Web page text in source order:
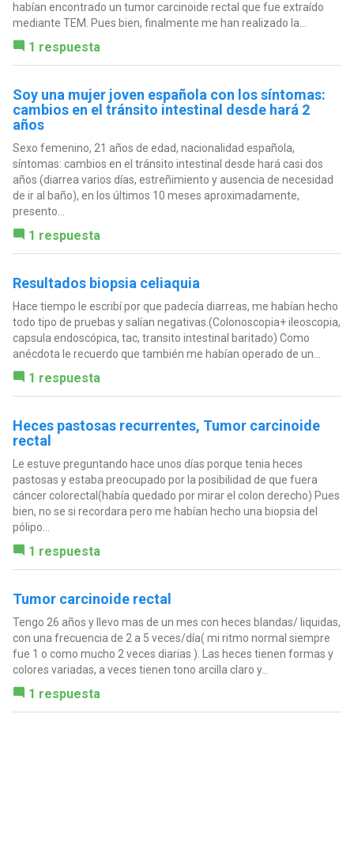
habían encontrado un tumor carcinoide rectal que fue extraído
mediante TEM. Pues bien, finalmente me han realizado la...
1 respuesta
Soy una mujer joven española con los síntomas:
cambios en el tránsito intestinal desde hará 2
años
Sexo femenino, 21 años de edad, nacionalidad española,
síntomas: cambios en el tránsito intestinal desde hará casi dos
años (diarrea varios días, estreñimiento y ausencia de necesidad
de ir al baño), en los últimos 10 meses aproximadamente,
presento...
1 respuesta
Resultados biopsia celiaquia
Hace tiempo le escribí por que padecía diarreas, me habían hecho
todo tipo de pruebas y salían negativas.(Colonoscopia+ ileoscopia,
capsula endoscópica, tac, transito intestinal baritado) Como
anécdota le recuerdo que también me habían operado de un...
1 respuesta
Heces pastosas recurrentes, Tumor carcinoide
rectal
Le estuve preguntando hace unos días porque tenia heces
pastosas y estaba preocupado por la posibilidad de que fuera
cáncer colorectal(había quedado por mirar el colon derecho) Pues
bien, no se si recordara pero me habían hecho una biopsia del
pólipo...
1 respuesta
Tumor carcinoide rectal
Tengo 26 años y llevo mas de un mes con heces blandas/ liquidas,
con una frecuencia de 2 a 5 veces/día( mi ritmo normal siempre
fue 1 o como mucho 2 veces diarias ). Las heces tienen formas y
colores variadas, a veces tienen tono arcilla claro y...
1 respuesta